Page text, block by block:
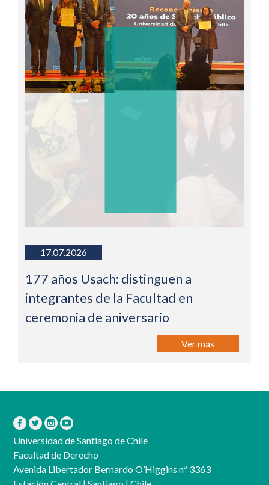
17.07.2026
177 años Usach: distinguen a
integrantes de la Facultad en
ceremonia de aniversario
Ver más
Universidad de Santiago de Chile
Facultad de Derecho
Avenida Libertador Bernardo O’Higgins nº 3363